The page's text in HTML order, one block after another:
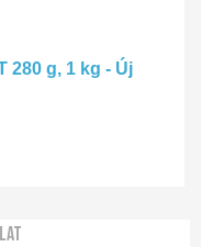
280 g, 1 kg - Új